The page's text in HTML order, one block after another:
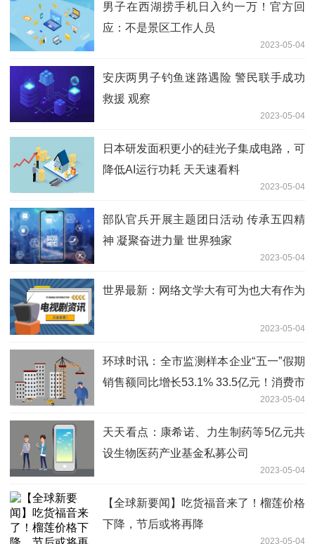
男子在西湖捞手机日入约一万！官方回
应：不是景区工作人员
2023-05-04
安庆两男子钓鱼迷路遇险 警民联手成功
救援 观察
2023-05-04
日本研发面积更小的硅光子集成电路，可
降低AI运行功耗 天天速看料
2023-05-04
部队官兵开展主题团日活动 传承五四精
神 凝聚奋进力量 世界独家
2023-05-04
世界最新：网络文学大有可为也大有作为
2023-05-04
环球时讯：全市监测样本企业“五一”假期
销售额同比增长53.1% 33.5亿元！消费市
2023-05-04
天天看点：康希诺、力生制药等5亿元共
设生物医药产业基金私募公司
2023-05-04
【全球新要闻】吃货福音来了！榴莲价格
下降，节后或将再降
2023-05-04